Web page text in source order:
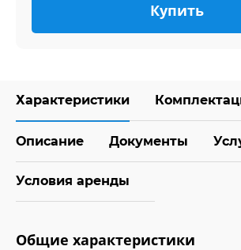
Купить
Характеристики
Описание Документы
Условия аренды
Общие характеристики